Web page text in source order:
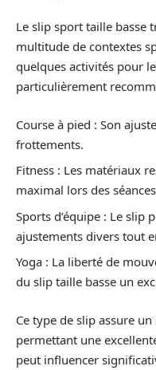
Le slip sport taille basse
multitude de contextes
quelques activités pour
particulièrement
Course à pied : Son
frottements.
Fitness : Les matériaux
maximal lors des
Sports d’équipe : Le slip
ajustements divers tout
Yoga : La liberté de
du slip taille basse un
Ce type de slip assure
permettant une
peut influencer